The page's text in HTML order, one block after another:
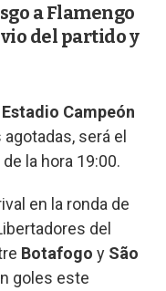
a Flamengo
del partido y
Estadio Campeón
será el
la hora 19:00.
en la ronda de
del
Botafogo y São
goles este